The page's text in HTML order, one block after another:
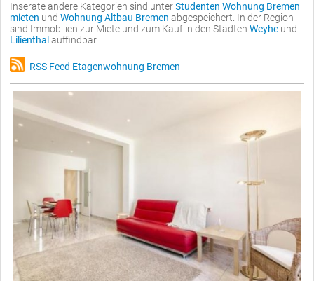
Inserate andere Kategorien sind unterStudenten Wohnung Bremen
mieten und Wohnung Altbau Bremen abgespeichert. In der Region
sind Immobilien zur Miete und zum Kauf in den Städten Weyhe und
Lilienthal auffindbar.
RSS Feed Etagenwohnung Bremen